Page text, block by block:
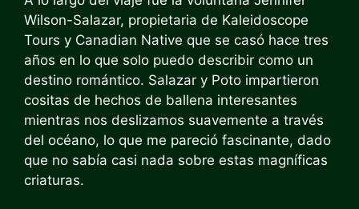
Wilson-Salazar, propietaria de Kaleidoscope
Tours y Canadian Native que se casó hace tres
años en lo que solo puedo describir como un
destino romántico. Salazar y Poto impartieron
cositas de hechos de ballena interesantes
mientras nos deslizamos suavemente a través
del océano, lo que me pareció fascinante, dado
que no sabía casi nada sobre estas magníficas
criaturas.